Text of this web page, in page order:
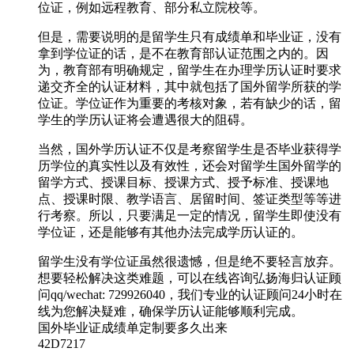
位证，例如远程教育、部分私立院校等。
但是，需要说明的是留学生只有成绩单和毕业证，没有
拿到学位证的话，是不在教育部认证范围之内的。因
为，教育部有明确规定，留学生在办理学历认证时要求
递交齐全的认证材料，其中就包括了国外留学所获的学
位证。学位证作为重要的考核对象，若有缺少的话，留
学生的学历认证将会遭遇很大的阻碍。
当然，国外学历认证不仅是考察留学生是否毕业获得学
历学位的真实性以及有效性，还会对留学生国外留学的
留学方式、授课目标、授课方式、授予标准、授课地
点、授课时限、教学语言、居留时间、签证类型等等进
行考察。所以，只要满足一定的情况，留学生即使没有
学位证，还是能够有其他办法完成学历认证的。
留学生没有学位证虽然很遗憾，但是绝不要轻言放弃。
想要轻松解决这类难题，可以在线咨询弘扬海归认证顾
问qq/wechat: 729926040，我们专业的认证顾问24小时在
线为您解决疑难，确保学历认证能够顺利完成。
国外毕业证成绩单定制要多久出来
42D7217